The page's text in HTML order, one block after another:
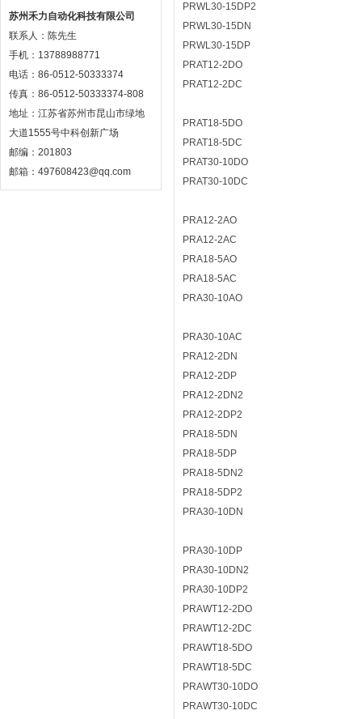
苏州禾力自动化科技有限公司
联系人：陈先生
手机：13788988771
电话：86-0512-50333374
传真：86-0512-50333374-808
地址：江苏省苏州市昆山市绿地
大道1555号中科创新广场
邮编：201803
邮箱：497608423@qq.com
PRWL30-15DP2
PRWL30-15DN
PRWL30-15DP
PRAT12-2DO
PRAT12-2DC
PRAT18-5DO
PRAT18-5DC
PRAT30-10DO
PRAT30-10DC
PRA12-2AO
PRA12-2AC
PRA18-5AO
PRA18-5AC
PRA30-10AO
PRA30-10AC
PRA12-2DN
PRA12-2DP
PRA12-2DN2
PRA12-2DP2
PRA18-5DN
PRA18-5DP
PRA18-5DN2
PRA18-5DP2
PRA30-10DN
PRA30-10DP
PRA30-10DN2
PRA30-10DP2
PRAWT12-2DO
PRAWT12-2DC
PRAWT18-5DO
PRAWT18-5DC
PRAWT30-10DO
PRAWT30-10DC